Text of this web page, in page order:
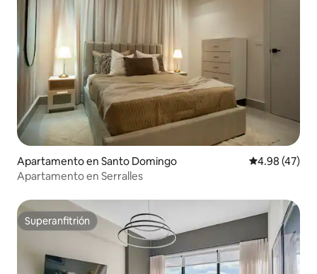
Apartamento en Santo Domingo Calificación
4.98 (47)
Apartamento en Serralles
Superanfitrión
Superanfitrión